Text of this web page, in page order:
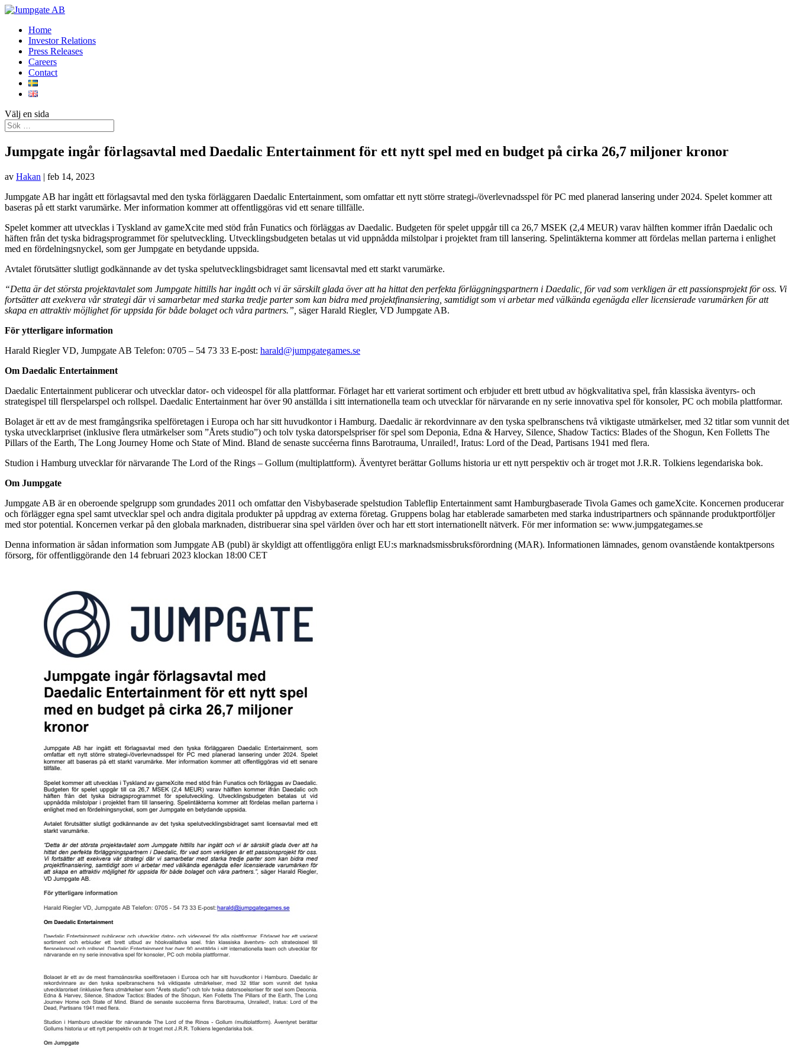
Home
Investor Relations
Press Releases
Careers
Contact
Välj en sida
Jumpgate ingår förlagsavtal med Daedalic Entertainment för ett nytt spel med en budget på cirka 26,7 miljoner kronor
av Hakan | feb 14, 2023
Jumpgate AB har ingått ett förlagsavtal med den tyska förläggaren Daedalic Entertainment, som omfattar ett nytt större strategi-/överlevnadsspel för PC med planerad lansering under 2024. Spelet kommer att
baseras på ett starkt varumärke. Mer information kommer att offentliggöras vid ett senare tillfälle.
Spelet kommer att utvecklas i Tyskland av gameXcite med stöd från Funatics och förläggas av Daedalic. Budgeten för spelet uppgår till ca 26,7 MSEK (2,4 MEUR) varav hälften kommer ifrån Daedalic och
häften från det tyska bidragsprogrammet för spelutveckling. Utvecklingsbudgeten betalas ut vid uppnådda milstolpar i projektet fram till lansering. Spelintäkterna kommer att fördelas mellan parterna i enlighet
med en fördelningsnyckel, som ger Jumpgate en betydande uppsida.
Avtalet förutsätter slutligt godkännande av det tyska spelutvecklingsbidraget samt licensavtal med ett starkt varumärke.
“Detta är det största projektavtalet som Jumpgate hittills har ingått och vi är särskilt glada över att ha hittat den perfekta förläggningspartnern i Daedalic, för vad som verkligen är ett passionsprojekt för oss. Vi
fortsätter att exekvera vår strategi där vi samarbetar med starka tredje parter som kan bidra med projektfinansiering, samtidigt som vi arbetar med välkända egenägda eller licensierade varumärken för att
skapa en attraktiv möjlighet för uppsida för både bolaget och våra partners.”, säger Harald Riegler, VD Jumpgate AB.
För ytterligare information
Harald Riegler VD, Jumpgate AB Telefon: 0705 – 54 73 33 E-post: harald@jumpgategames.se
Om Daedalic Entertainment
Daedalic Entertainment publicerar och utvecklar dator- och videospel för alla plattformar. Förlaget har ett varierat sortiment och erbjuder ett brett utbud av högkvalitativa spel, från klassiska äventyrs- och
strategispel till flerspelarspel och rollspel. Daedalic Entertainment har över 90 anställda i sitt internationella team och utvecklar för närvarande en ny serie innovativa spel för konsoler, PC och mobila plattformar.
Bolaget är ett av de mest framgångsrika spelföretagen i Europa och har sitt huvudkontor i Hamburg. Daedalic är rekordvinnare av den tyska spelbranschens två viktigaste utmärkelser, med 32 titlar som vunnit det
tyska utvecklarpriset (inklusive flera utmärkelser som ”Årets studio”) och tolv tyska datorspelspriser för spel som Deponia, Edna & Harvey, Silence, Shadow Tactics: Blades of the Shogun, Ken Folletts The
Pillars of the Earth, The Long Journey Home och State of Mind. Bland de senaste succéerna finns Barotrauma, Unrailed!, Iratus: Lord of the Dead, Partisans 1941 med flera.
Studion i Hamburg utvecklar för närvarande The Lord of the Rings – Gollum (multiplattform). Äventyret berättar Gollums historia ur ett nytt perspektiv och är troget mot J.R.R. Tolkiens legendariska bok.
Om Jumpgate
Jumpgate AB är en oberoende spelgrupp som grundades 2011 och omfattar den Visbybaserade spelstudion Tableflip Entertainment samt Hamburgbaserade Tivola Games och gameXcite. Koncernen producerar
och förlägger egna spel samt utvecklar spel och andra digitala produkter på uppdrag av externa företag. Gruppens bolag har etablerade samarbeten med starka industripartners och spännande produktportföljer
med stor potential. Koncernen verkar på den globala marknaden, distribuerar sina spel världen över och har ett stort internationellt nätverk. För mer information se: www.jumpgategames.se
Denna information är sådan information som Jumpgate AB (publ) är skyldigt att offentliggöra enligt EU:s marknadsmissbruksförordning (MAR). Informationen lämnades, genom ovanstående kontaktpersons
försorg, för offentliggörande den 14 februari 2023 klockan 18:00 CET